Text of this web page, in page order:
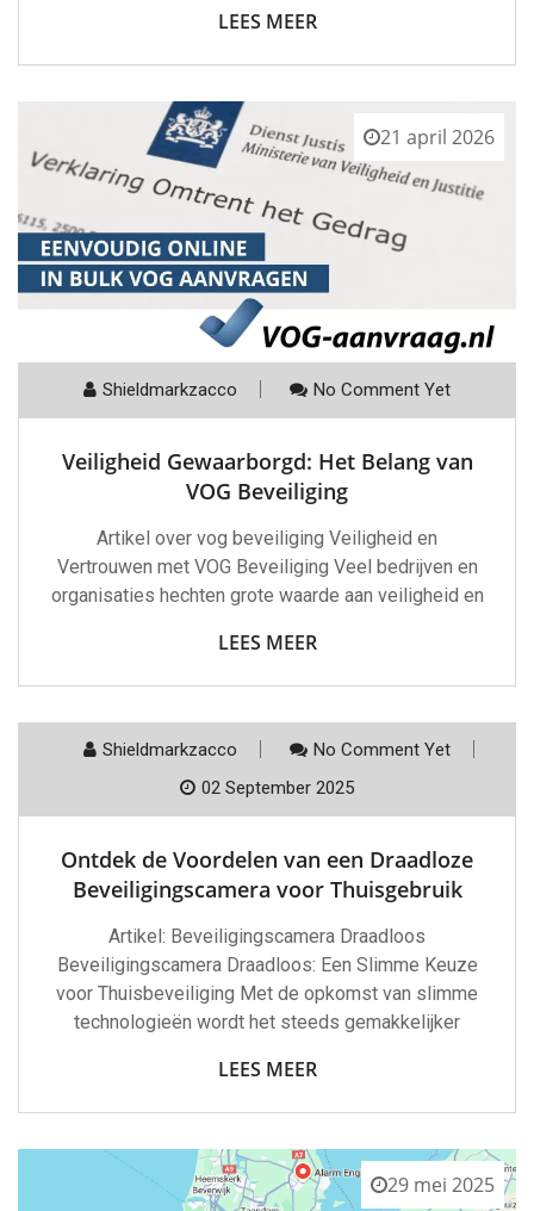
LEES MEER
21 april 2026
Shieldmarkzacco No Comment Yet
Veiligheid Gewaarborgd: Het Belang van
VOG Beveiliging
Artikel over vog beveiliging Veiligheid en
Vertrouwen met VOG Beveiliging Veel bedrijven en
organisaties hechten grote waarde aan veiligheid en
LEES MEER
Shieldmarkzacco
No Comment Yet
02 September 2025
Ontdek de Voordelen van een Draadloze
Beveiligingscamera voor Thuisgebruik
Artikel: Beveiligingscamera Draadloos
Beveiligingscamera Draadloos: Een Slimme Keuze
voor Thuisbeveiliging Met de opkomst van slimme
technologieën wordt het steeds gemakkelijker
LEES MEER
29 mei 2025